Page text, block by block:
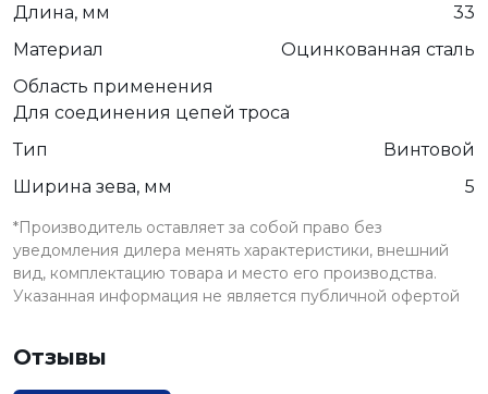
Длина, мм
33
Материал
Оцинкованная сталь
Область применения
Для соединения цепей троса
Тип
Винтовой
Ширина зева, мм
5
*Производитель оставляет за собой право без
уведомления дилера менять характеристики, внешний
вид, комплектацию товара и место его производства.
Указанная информация не является публичной офертой
Отзывы